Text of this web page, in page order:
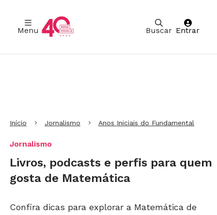
Buscar
Menu Entrar
Início Jornalismo Anos Iniciais do Fundamental
Jornalismo
Livros, podcasts e perfis para quem
gosta de Matemática
Confira dicas para explorar a Matemática de